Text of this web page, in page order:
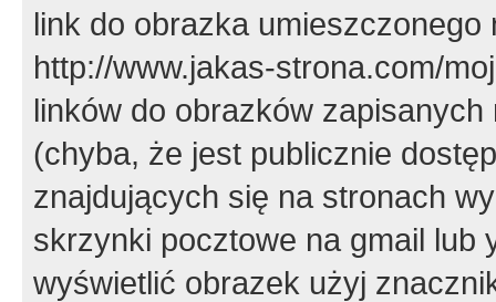
link do obrazka
http://www.jakas-strona.com/
linków do obrazków
(chyba, że jest publicznie
znajdujących się na stronach
skrzynki pocztowe na gmail lub
wyświetlić obrazek użyj